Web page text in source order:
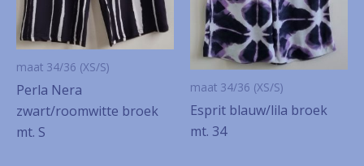
maat 34/36 (XS/S)
Perla Nera
zwart/roomwitte broek
mt. S
maat 34/36 (XS/S)
Esprit blauw/lila broek
mt. 34